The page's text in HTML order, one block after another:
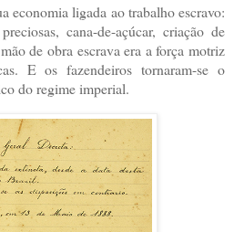
economia ligada ao trabalho escravo:
cana-de-açúcar, criação de
de obra escrava era a força motriz
E os fazendeiros tornaram-se o
do regime imperial.